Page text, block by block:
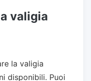
valigia
la valigia
disponibili. Puoi